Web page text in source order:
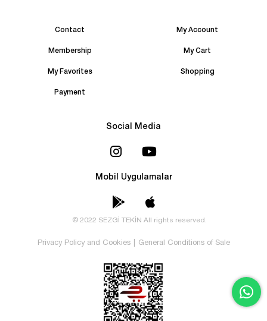
Contact My Account
Membership My Cart
My Favorites Shopping
Payment
Social Media
Mobil Uygulamalar
© 2022 SEZGİ TEKİN All rights reserved.
Privacy Policy and Cookies General Conditions of Sale